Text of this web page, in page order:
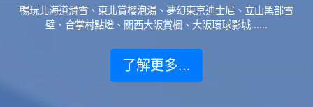
暢玩北海道滑雪、東北賞櫻泡湯、夢幻東京迪士尼、立山黑部雪
壁、合掌村點燈、關西大阪賞楓、大阪環球影城......
了解更多...